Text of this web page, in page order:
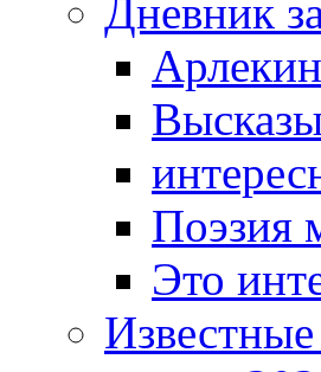
Дневник
Поэзия
Это